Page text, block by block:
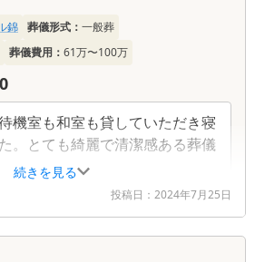
続きを見る
錦 葬儀形式： 一般葬
葬儀費用： 61万〜100万
機室も和室も貸していただき寝
。とても綺麗で清潔感ある葬儀
投稿日： 2024年7月25日